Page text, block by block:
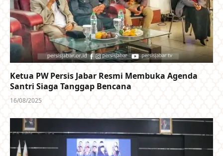
Ketua PW Persis Jabar Resmi Membuka Agenda
Santri Siaga Tanggap Bencana
16/08/2025